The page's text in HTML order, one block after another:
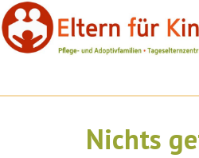
Springe
zum
Inhalt
Nichts